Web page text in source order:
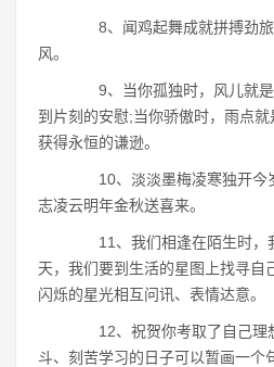
8、闻鸡起舞成就拼搏劲旅
风。
9、当你孤独时，风儿就是
到片刻的安慰;当你骄傲时，雨点
获得永恒的谦逊。
10、淡淡墨梅凌寒独开今
志凌云明年金秋送喜来。
11、我们相逢在陌生时，
天，我们要到生活的星图上找寻自
闪烁的星光相互问讯、表情达意。
12、祝贺你考取了自己理
斗、刻苦学习的日子可以暂画一个